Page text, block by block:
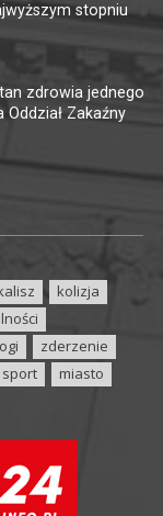
stopniu
zdrowia jednego
Zakaźny
kolizja
zderzenie
sport miasto